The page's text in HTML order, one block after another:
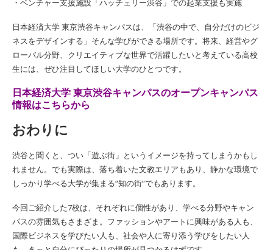
・ベンチャー支援施設「ハッチェリー渋谷」での起業支援も実施
日本経済大学 東京渋谷キャンパスは、「渋谷の中で、自分だけのビジ
ネスをデザインする」そんな学びができる場所です。将来、経営やグ
ローバル分野、クリエイティブな世界で活躍したいと考えている高校
生には、ぜひ注目してほしい大学のひとつです。
日本経済大学 東京渋谷キャンパスのオープンキャンパス
情報はこちらから
おわりに
渋谷と聞くと、つい「遊ぶ街」というイメージを持ってしまうかもし
れません。でも実際は、落ち着いた文教エリアもあり、静かな環境で
しっかり学べる大学が集まる“知の街”でもあります。
今回ご紹介した7校は、それぞれに個性があり、学べる分野やキャン
パスの雰囲気もさまざま。ファッションやアートに興味がある人も、
国際ビジネスを学びたい人も、社会や人に寄り添う学びをしたい人